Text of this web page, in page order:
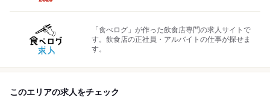
「食べログ」が作った飲食店専門の求人サイトで
す。飲食店の正社員・アルバイトの仕事が探せま
す。
このエリアの求人をチェック